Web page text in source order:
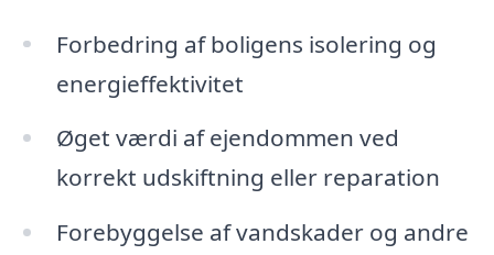
Forbedring af boligens isolering og
energieffektivitet
Øget værdi af ejendommen ved
korrekt udskiftning eller reparation
Forebyggelse af vandskader og andre